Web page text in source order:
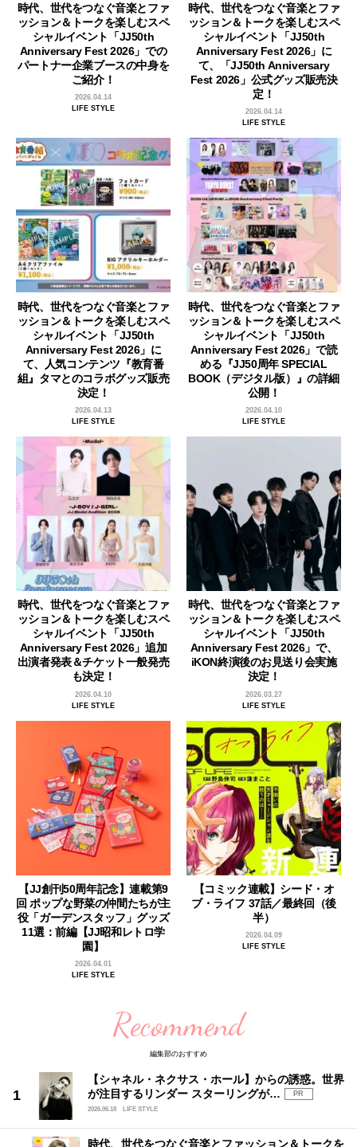
時代、世代をつなぐ音楽とファ
ッション＆トークを楽しむスペ
シャルイベント「JJ50th
Anniversary Fest 2026」での
パートナー企業ブースの中身を
ご紹介！
2026.04.14
LIFE STYLE
時代、世代をつなぐ音楽とファ
ッション＆トークを楽しむスペ
シャルイベント「JJ50th
Anniversary Fest 2026」に
て、「JJ50th Anniversary
Fest 2026」公式グッズ販売決
定！
2026.04.14
LIFE STYLE
時代、世代をつなぐ音楽とファ
ッション＆トークを楽しむスペ
シャルイベント「JJ50th
Anniversary Fest 2026」に
て、人気コンテンツ『教育番
組』タマとのコラボグッズ販売
決定！
2026.04.13
LIFE STYLE
時代、世代をつなぐ音楽とファ
ッション＆トークを楽しむスペ
シャルイベント「JJ50th
Anniversary Fest 2026」で読
める『JJ50周年 SPECIAL
BOOK（デジタル版）』の詳細
公開！
2026.04.10
LIFE STYLE
時代、世代をつなぐ音楽とファ
ッション＆トークを楽しむスペ
シャルイベント「JJ50th
Anniversary Fest 2026」追加
出演者発表＆チケット一般発売
も決定！
2026.04.10
LIFE STYLE
時代、世代をつなぐ音楽とファ
ッション＆トークを楽しむスペ
シャルイベント「JJ50th
Anniversary Fest 2026」で、
iKON終演後のお見送り会実施
決定！
2026.03.27
LIFE STYLE
【JJ創刊50周年記念】連載第9
回 ポップな野菜の仲間たちが主
役「ガーデンスタッフ」グッズ
11選：前編【JJ昭和レトロ学
園】
2026.04.01
LIFE STYLE
【コミック連載】シード・オ
ブ・ライフ 37話／最終回（後
半）
2026.04.09
LIFE STYLE
Recommend
編集部のおすすめ
【シャネル・ネクサス・ホール】からの誘惑。世界
が注目するリンダー スターリングが…
PR
2026.06.18
LIFE STYLE
時代、世代をつなぐ音楽とファッション＆トークを